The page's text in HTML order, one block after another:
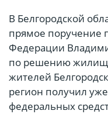
В Белгородской
прямое поручение
Федерации
по решению
жителей
регион получил
федеральных